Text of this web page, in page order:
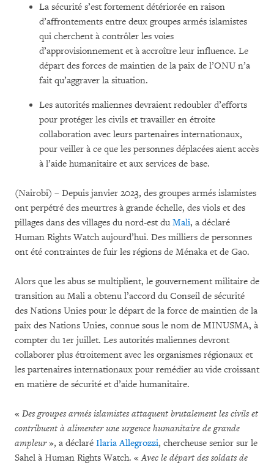
La sécurité s’est fortement détériorée en raison
d’affrontements entre deux groupes armés islamistes
qui cherchent à contrôler les voies
d’approvisionnement et à accroître leur influence. Le
départ des forces de maintien de la paix de l’ONU n’a
fait qu’aggraver la situation.
Les autorités maliennes devraient redoubler d’efforts
pour protéger les civils et travailler en étroite
collaboration avec leurs partenaires internationaux,
pour veiller à ce que les personnes déplacées aient accès
à l’aide humanitaire et aux services de base.
(Nairobi) – Depuis janvier 2023, des groupes armés islamistes
ont perpétré des meurtres à grande échelle, des viols et des
pillages dans des villages du nord-est du Mali, a déclaré
Human Rights Watch aujourd’hui. Des milliers de personnes
ont été contraintes de fuir les régions de Ménaka et de Gao.
Alors que les abus se multiplient, le gouvernement militaire de
transition au Mali a obtenu l’accord du Conseil de sécurité
des Nations Unies pour le départ de la force de maintien de la
paix des Nations Unies, connue sous le nom de MINUSMA, à
compter du 1er juillet. Les autorités maliennes devront
collaborer plus étroitement avec les organismes régionaux et
les partenaires internationaux pour remédier au vide croissant
en matière de sécurité et d’aide humanitaire.
« Des groupes armés islamistes attaquent brutalement les civils et
contribuent à alimenter une urgence humanitaire de grande
ampleur», a déclaré Ilaria Allegrozzi, chercheuse senior sur le
Sahel à Human Rights Watch. «Avec le départ des soldats de